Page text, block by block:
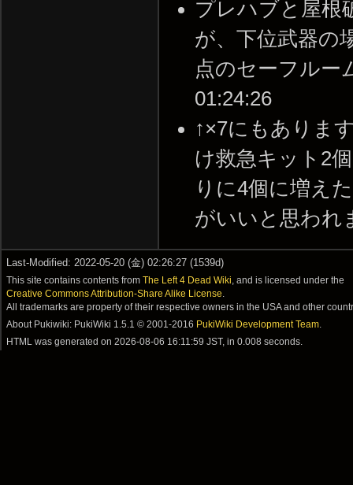
プレハブと屋根
が、下位武器の
点のセーフルー
01:24:26
↑×7にもありま
け救急キット2
りに4個に増え
がいいと思われ
Last-Modified: 2022-05-20 (金) 02:26:27 (1539d)
This site contains contents fromThe Left 4 Dead Wiki , and is licensed under the
Creative Commons Attribution-Share Alike License
All trademarks are property of their respective owners in the USA and other
About Pukiwiki: PukiWiki 1.5.1 © 2001-2016 PukiWiki Development Team
HTML was generated on2026-08-06 16:11:59 JST, in 0.008 seconds.